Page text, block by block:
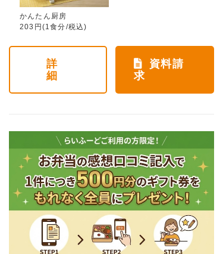
かんたん厨房
203円(1食分/税込)
詳
細
資料請
求